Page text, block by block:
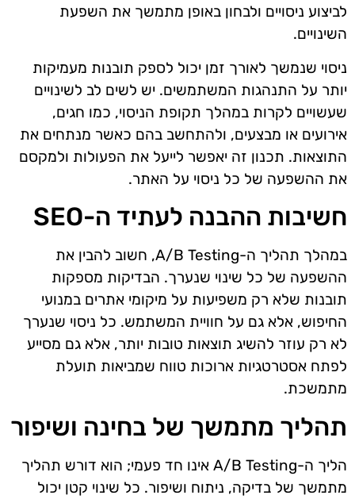
לביצוע ניסויים ולבחון באופן מתמשך את השפעת
השינויים.
ניסוי שנמשך לאורך זמן יכול לספק תובנות מעמיקות
יותר על התנהגות המשתמשים. יש לשים לב לשינויים
שעשויים לקרות במהלך תקופת הניסוי, כמו חגים,
אירועים או מבצעים, ולהתחשב בהם כאשר מנתחים את
התוצאות. תכנון זה יאפשר לייעל את הפעולות ולמקסם
את ההשפעה של כל ניסוי על האתר.
חשיבות ההבנה לעתיד ה-SEO
במהלך תהליך ה-A/B Testing, חשוב להבין את
ההשפעה של כל שינוי שנערך. הבדיקות מספקות
תובנות שלא רק משפיעות על מיקומי אתרים במנועי
החיפוש, אלא גם על חוויית המשתמש. כל ניסוי שנערך
לא רק עוזר להשיג תוצאות טובות יותר, אלא גם מסייע
לפתח אסטרטגיות ארוכות טווח שמביאות תועלת
מתמשכת.
תהליך מתמשך של בחינה ושיפור
הליך ה-A/B Testing אינו חד פעמי; הוא דורש תהליך
מתמשך של בדיקה, ניתוח ושיפור. כל שינוי קטן יכול